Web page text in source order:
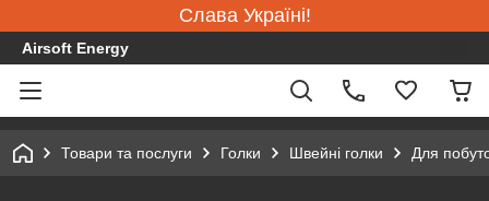
Слава Україні!
Airsoft Energy
Товари та послуги Голки Швейні голки Для